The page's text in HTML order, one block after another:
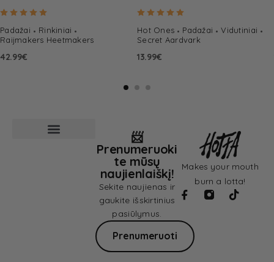
Padažai
Rinkiniai
Raijmakers Heetmakers
42.99€
Hot Ones Padažai
Vidutiniai
Secret Aardvark
13.99€
Makes your mouth
burn a lotta!
📨
Prenumeruoki
te mūsų
naujienlaiškį!
Sekite naujienas ir
gaukite išskirtinius
pasiūlymus.
Prenumeruoti